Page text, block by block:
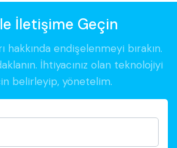
İletişime Geçin
hakkında endişelenmeyi bırakın.
İhtiyacınız olan teknolojiyi
belirleyip, yönetelim.